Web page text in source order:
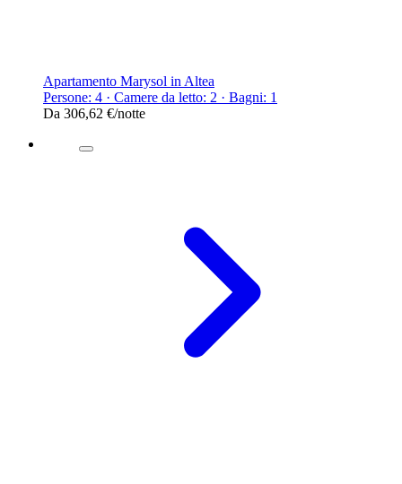
Apartamento Marysol in Altea
Persone: 4 · Camere da letto: 2 · Bagni: 1
Da 306,62 €/notte